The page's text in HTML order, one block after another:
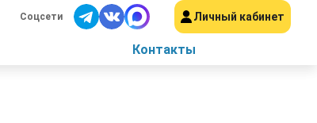
Соцсети Личный кабинет
Контакты